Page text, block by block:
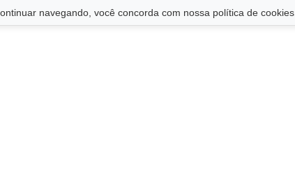
navegando, você concorda com nossa política de cookies.